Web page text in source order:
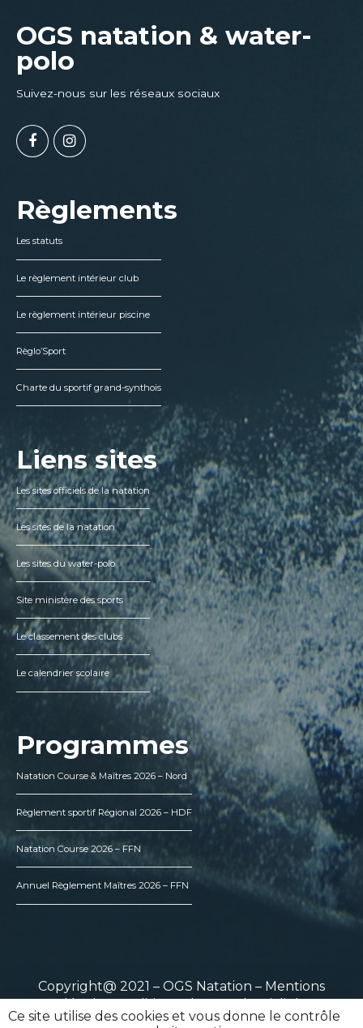
OGS natation & water-
polo
Suivez-nous sur les réseaux sociaux
Règlements
Les statuts
Le règlement intérieur club
Le règlement intérieur piscine
Règlo’Sport
Charte du sportif grand-synthois
Liens sites
Les sites officiels de la natation
Les sites de la natation
Les sites du water-polo
Site ministère des sports
Le classement des clubs
Le calendrier scolaire
Programmes
Natation Course & Maîtres 2026 – Nord
Règlement sportif Régional 2026 – HDF
Natation Course 2026 – FFN
Annuel Règlement Maîtres 2026 – FFN
Copyright@ 2021 – OGS Natation – Mentions
légales–Politique de confidentialité
Ce site utilise des cookies et vous donne le contrôle